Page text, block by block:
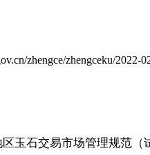
zhengce/zhengceku/2022-
玉石交易市场管理规范